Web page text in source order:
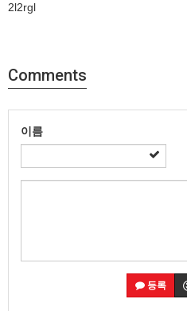
2l2rgl
Comments
이름
등록